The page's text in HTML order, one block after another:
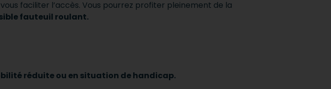
faciliter l’accès. Vous pourrez profiter pleinement de la
fauteuil roulant.
réduite ou en situation de handicap.